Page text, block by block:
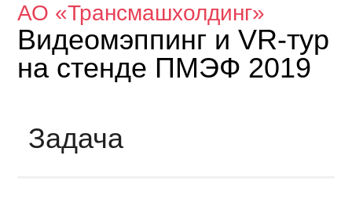
АО «Трансмашхолдинг»
Видеомэппинг и VR-тур
на стенде ПМЭФ 2019
Задача